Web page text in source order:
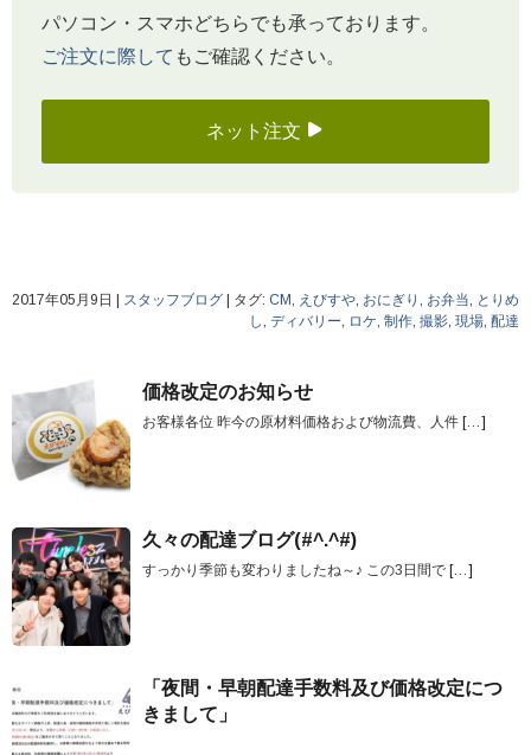
パソコン・スマホどちらでも承っております。
ご注文に際して もご確認ください。
ネット注文
2017年05月9日 スタッフブログ タグ: CM, えびすや, おにぎり , お弁当, とりめ
し, ディバリー, ロケ, 制作, 撮影, 現場, 配達
価格改定のお知らせ
お客様各位 昨今の原材料価格および物流費、人件 […]
久々の配達ブログ(#^.^#)
すっかり季節も変わりましたね～♪ この3日間で […]
「夜間・早朝配達手数料及び価格改定につ
きまして」